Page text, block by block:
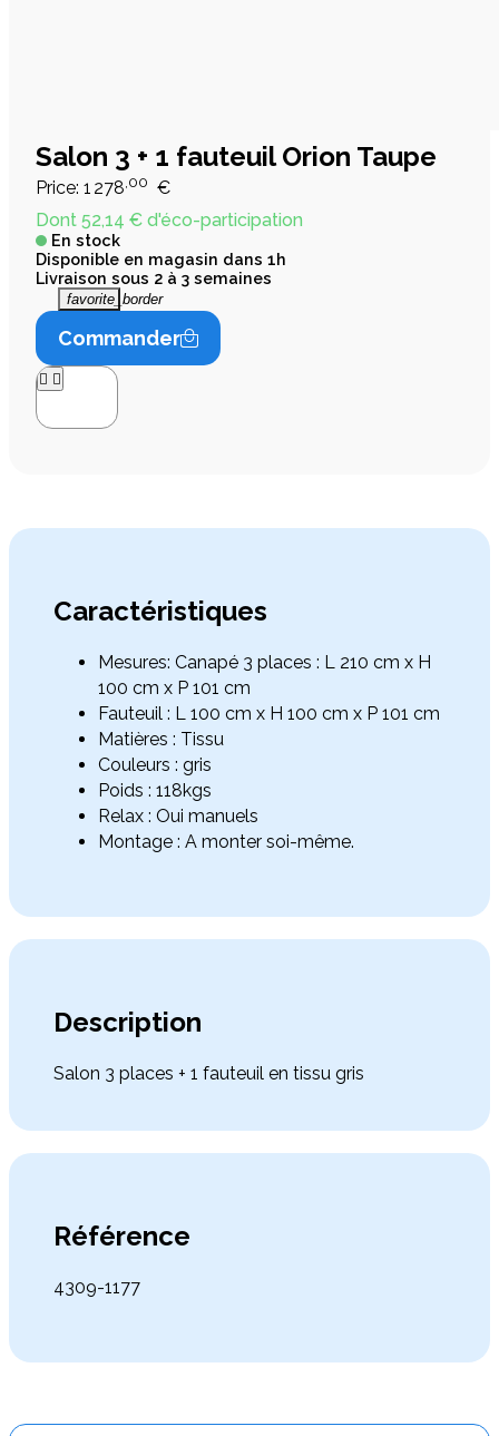
Salon 3 + 1 fauteuil Orion Taupe
Price: 1 278 ,00 €
Dont 52,14 € d'éco-participation
En stock
Disponible en magasin dans 1h
Livraison sous 2 à 3 semaines
favorite_border
Commander
 
Caractéristiques
Mesures: Canapé 3 places : L 210 cm x H
100 cm x P 101 cm
Fauteuil : L 100 cm x H 100 cm x P 101 cm
Matières : Tissu
Couleurs : gris
Poids : 118kgs
Relax : Oui manuels
Montage : A monter soi-même.
Description
Salon 3 places + 1 fauteuil en tissu gris
Référence
4309-1177